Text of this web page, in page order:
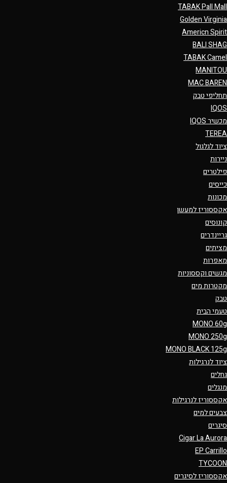
TABAK Pall Mall
Golden Virginia
Americn Spirit
BALI SHAG
TABAK Camel
MANITOU
MAC BAREN
תחליפי טבק
IQOS
מכשיר IQOS
TEREA
ציוד לגלגול
ניירות
פילטרים
כייסים
מכונות
אקססוריז למעשן
קונוסים
גריינדרים
מציתים
מאפרות
מגשים וקססוניות
מקטרות מים
טבק
טעמי הבית
MONO 60g
MONO 250g
MONO BLACK 125g
ציוד לנרגילות
גחלים
מנגלים
אקססוריז לנרגילות
צבעים למים
סיגרים
Cigar La Aurora
EP Carrillo
TYCOON
אקססוריז לסיגרים